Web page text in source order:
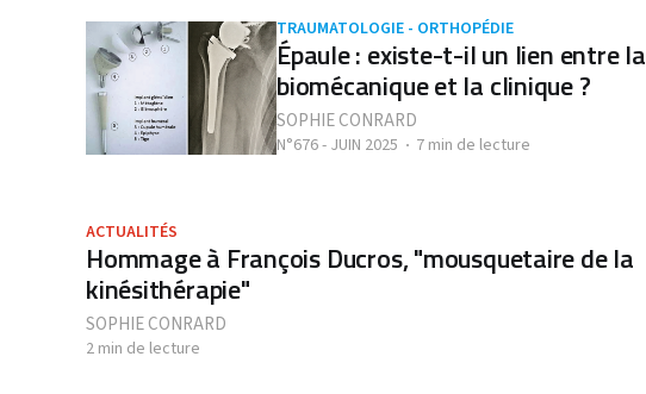
TRAUMATOLOGIE - ORTHOPÉDIE
Épaule : existe-t-il un lien entre la
biomécanique et la clinique ?
SOPHIE CONRARD
N°676 - JUIN 2025 7 min de lecture
ACTUALITÉS
Hommage à François Ducros, "mousquetaire de la
kinésithérapie"
SOPHIE CONRARD
2 min de lecture